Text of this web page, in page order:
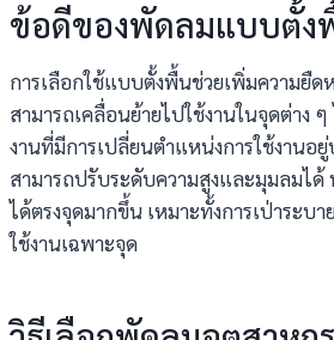
ข้อดีของพัดลมแบบตั้ง
การเลือกใช้แบบตั้งพื้นช่วยเพิ่มความยืด
สามารถเคลื่อนย้ายไปใช้งานในจุดต่าง
งานที่มีการเปลี่ยนตำแหน่งการใช้งานอ
สามารถปรับระดับความสูงและมุมลมไ
ได้ตรงจุดมากขึ้น เหมาะทั้งการเป่าระบ
ใช้งานเฉพาะจุด